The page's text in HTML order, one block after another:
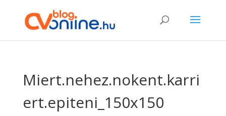
Miert.nehez.nokent.karri
ert.epiteni_150x150